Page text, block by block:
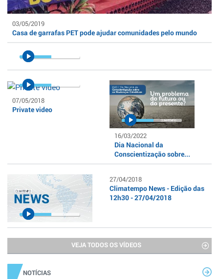
03/05/2019
Casa de garrafas PET pode ajudar comunidades pelo mundo
07/05/2018
Private video
16/03/2022
Dia Nacional da
Conscientização sobre...
27/04/2018
Climatempo News - Edição das
12h30 - 27/04/2018
VEJA TODOS OS VÍDEOS
NOTÍCIAS